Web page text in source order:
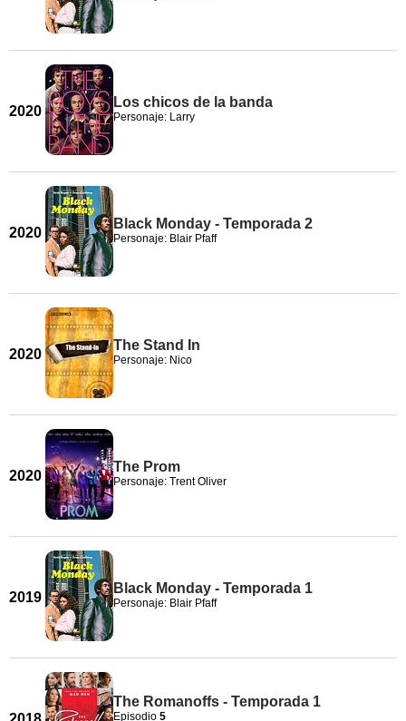
2020
Los chicos de la banda
Personaje: Larry
2020
Black Monday - Temporada 2
Personaje: Blair Pfaff
2020
The Stand In
Personaje: Nico
2020
The Prom
Personaje: Trent Oliver
2019
Black Monday - Temporada 1
Personaje: Blair Pfaff
The Romanoffs - Temporada 1
Episodio 5